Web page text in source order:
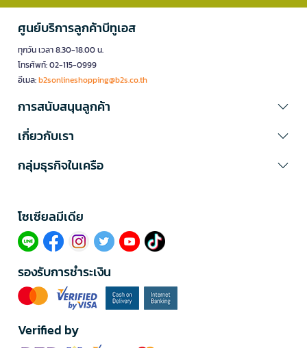
ศูนย์บริการลูกค้าบีทูเอส
ทุกวัน เวลา 8.30-18.00 น.
โทรศัพท์: 02-115-0999
อีเมล:b2sonlineshopping@b2s.co.th
การสนับสนุนลูกค้า
เกี่ยวกับเรา
กลุ่มธุรกิจในเครือ
โซเซียลมีเดีย​
รองรับการชำระเงิน
Verified by